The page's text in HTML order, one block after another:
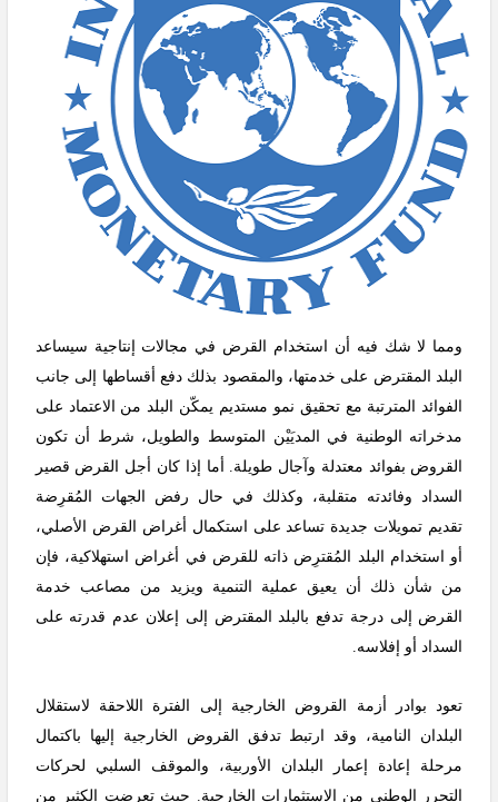
ومما لا شك فيه أن استخدام القرض في مجالات إنتاجية سيساعد
البلد المقترض على خدمتها، والمقصود بذلك دفع أقساطها إلى جانب
الفوائد المترتبة مع تحقيق نمو مستديم يمكّن البلد من الاعتماد على
مدخراته الوطنية في المديَيْن المتوسط والطويل، شرط أن تكون
القروض بفوائد معتدلة وآجال طويلة. أما إذا كان أجل القرض قصير
السداد وفائدته متقلبة، وكذلك في حال رفض الجهات المُقرِضة
تقديم تمويلات جديدة تساعد على استكمال أغراض القرض الأصلي،
أو استخدام البلد المُقترِض ذاته للقرض في أغراض استهلاكية، فإن
من شأن ذلك أن يعيق عملية التنمية ويزيد من مصاعب خدمة
القرض إلى درجة تدفع بالبلد المقترض إلى إعلان عدم قدرته على
السداد أو إفلاسه.
تعود بوادر أزمة القروض الخارجية إلى الفترة اللاحقة لاستقلال
البلدان النامية، وقد ارتبط تدفق القروض الخارجية إليها باكتمال
مرحلة إعادة إعمار البلدان الأوربية، والموقف السلبي لحركات
التحرر الوطني من الاستثمارات الخارجية. حيث تعرضت الكثير من